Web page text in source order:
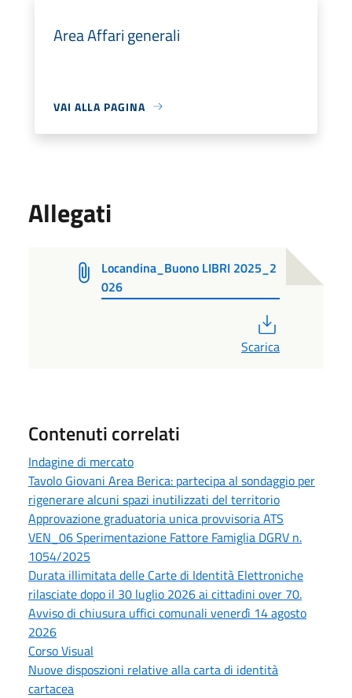
Area Affari generali
VAI ALLA PAGINA
Allegati
Locandina_Buono LIBRI 2025_2
026
Scarica
Contenuti correlati
Indagine di mercato
Tavolo Giovani Area Berica: partecipa al sondaggio per
rigenerare alcuni spazi inutilizzati del territorio
Approvazione graduatoria unica provvisoria ATS
VEN_06 Sperimentazione Fattore Famiglia DGRV n.
1054/2025
Durata illimitata delle Carte di Identità Elettroniche
rilasciate dopo il 30 luglio 2026 ai cittadini over 70.
Avviso di chiusura uffici comunali venerdì 14 agosto
2026
Corso Visual
Nuove disposzioni relative alla carta di identità
cartacea